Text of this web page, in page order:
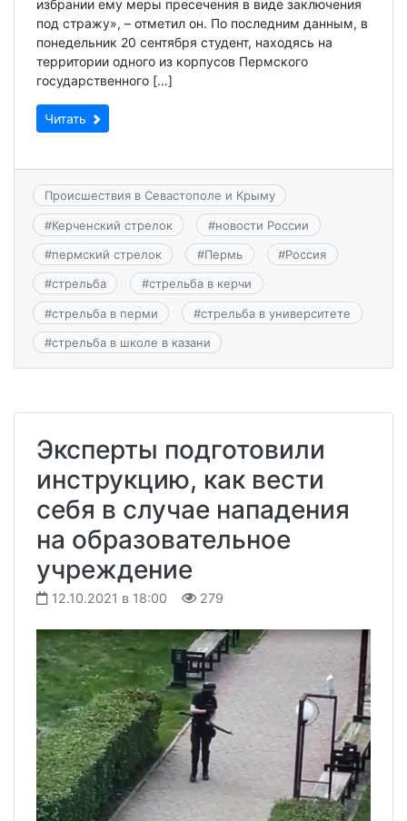
избрании ему меры пресечения в виде заключения
под стражу», – отметил он. По последним данным, в
понедельник 20 сентября студент, находясь на
территории одного из корпусов Пермского
государственного […]
Читать
Происшествия в Севастополе и Крыму
#Керченский стрелок #новости России
#пермский стрелок #Пермь #Россия
#стрельба #стрельба в керчи
#стрельба в перми #стрельба в университете
#стрельба в школе в казани
Эксперты подготовили
инструкцию, как вести
себя в случае нападения
на образовательное
учреждение
12.10.2021 в 18:00 279